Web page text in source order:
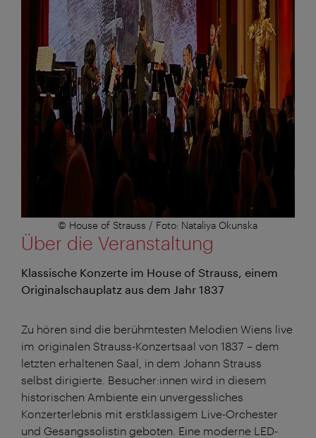
© House of Strauss / Foto: Nataliya Okunska
Über die Veranstaltung
Klassische Konzerte im House of Strauss, einem
Originalschauplatz aus dem Jahr 1837
Zu hören sind die berühmtesten Melodien Wiens live
im originalen Strauss-Konzertsaal von 1837 – dem
letzten erhaltenen Saal, in dem Johann Strauss
selbst dirigierte. Besucher:innen wird in diesem
historischen Ambiente ein unvergessliches
Konzerterlebnis mit erstklassigem Live-Orchester
und Gesangssolistin geboten. Eine moderne LED-